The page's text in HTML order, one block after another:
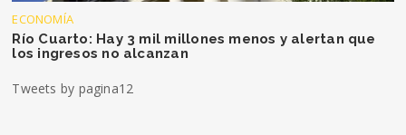
ECONOMÍA
Río Cuarto: Hay 3 mil millones menos y alertan que
los ingresos no alcanzan
Tweets by pagina12